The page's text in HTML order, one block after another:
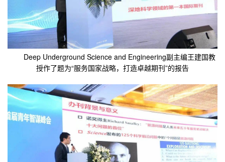
Deep Underground Science and Engineering副主编王建国教
授作了题为“服务国家战略，打造卓越期刊”的报告